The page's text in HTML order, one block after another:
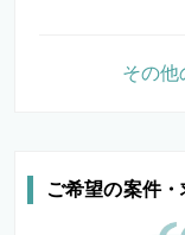
ご希望の案件
その他